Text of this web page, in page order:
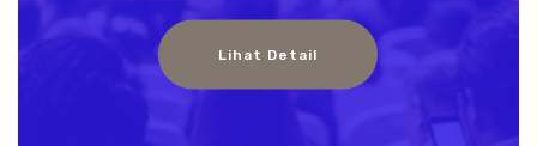
Lihat Detail